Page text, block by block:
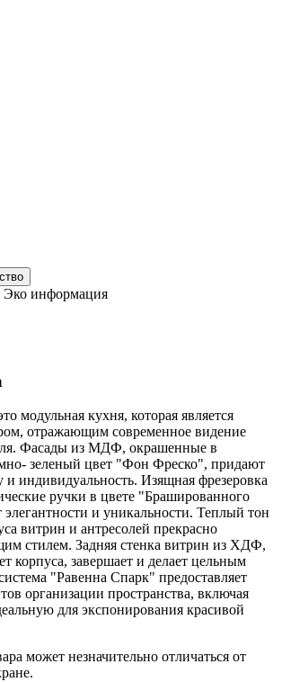
Эко информация
модульная кухня, которая является
отражающим современное видение
Фасады из МДФ, окрашенные в
зеленый цвет "Фон Фреско", придают
и индивидуальность. Изящная фрезеровка
ручки в цвете "Брашированного
элегантности и уникальности. Теплый тон
витрин и антресолей прекрасно
стилем. Задняя стенка витрин из ХДФ,
корпуса, завершает и делает цельным
"Равенна Спарк" предоставляет
организации пространства, включая
для экспонирования красивой
может незначительно отличаться от